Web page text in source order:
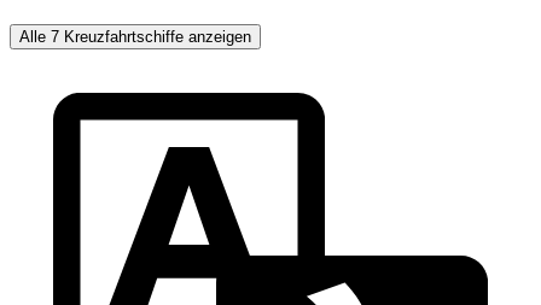
Alle 7 Kreuzfahrtschiffe anzeigen